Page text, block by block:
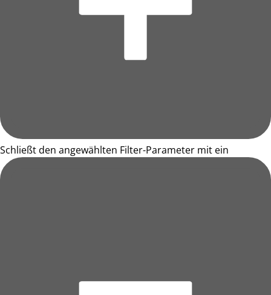
Schließt den angewählten Filter-Parameter mit ein